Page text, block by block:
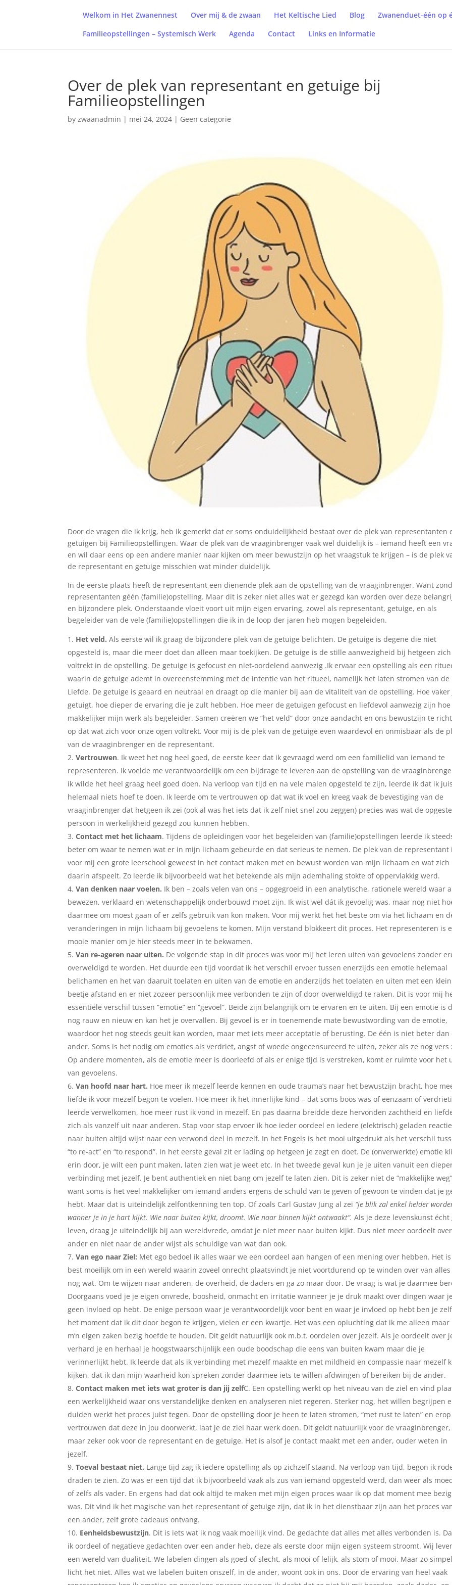
Welkom in Het Zwanennest Over mij & de zwaan Het Keltische Lied Blog Zwanenduet-één op
Familieopstellingen – Systemisch Werk
Agenda Contact Links en Informatie
Over de plek van representant en getuige bij
Familieopstellingen
byzwaanadmin | mei 24, 2024 | Geen categorie
Door de vragen die ik krijg, heb ik gemerkt dat er soms onduidelijkheid bestaat over de plek van representanten
getuigen bij Familieopstellingen. Waar de plek van de vraaginbrenger vaak wel duidelijk is – iemand heeft een
en wil daar eens op een andere manier naar kijken om meer bewustzijn op het vraagstuk te krijgen – is de plek
de representant en getuige misschien wat minder duidelijk.
In de eerste plaats heeft de representant een dienende plek aan de opstelling van de vraaginbrenger. Want
representanten géén (familie)opstelling. Maar dit is zeker niet alles wat er gezegd kan worden over deze
en bijzondere plek. Onderstaande vloeit voort uit mijn eigen ervaring, zowel als representant, getuige, en als
begeleider van de vele (familie)opstellingen die ik in de loop der jaren heb mogen begeleiden.
Het veld. Als eerste wil ik graag de bijzondere plek van de getuige belichten. De getuige is degene die niet
opgesteld is, maar die meer doet dan alleen maar toekijken. De getuige is de stille aanwezigheid bij hetgeen zich
voltrekt in de opstelling. De getuige is gefocust en niet-oordelend aanwezig .Ik ervaar een opstelling als een
waarin de getuige ademt in overeenstemming met de intentie van het ritueel, namelijk het laten stromen van de
Liefde. De getuige is geaard en neutraal en draagt op die manier bij aan de vitaliteit van de opstelling. Hoe vaker
getuigt, hoe dieper de ervaring die je zult hebben. Hoe meer de getuigen gefocust en liefdevol aanwezig zijn hoe
makkelijker mijn werk als begeleider. Samen creëren we “het veld” door onze aandacht en ons bewustzijn te
op dat wat zich voor onze ogen voltrekt. Voor mij is de plek van de getuige even waardevol en onmisbaar als de
van de vraaginbrenger en de representant.
Vertrouwen. Ik weet het nog heel goed, de eerste keer dat ik gevraagd werd om een familielid van iemand te
representeren. Ik voelde me verantwoordelijk om een bijdrage te leveren aan de opstelling van de
ik wilde het heel graag heel goed doen. Na verloop van tijd en na vele malen opgesteld te zijn, leerde ik dat ik
helemaal niets hoef te doen. Ik leerde om te vertrouwen op dat wat ik voel en kreeg vaak de bevestiging van de
vraaginbrenger dat hetgeen ik zei (ook al was het iets dat ik zelf niet snel zou zeggen) precies was wat de
persoon in werkelijkheid gezegd zou kunnen hebben.
Contact met het lichaam. Tijdens de opleidingen voor het begeleiden van (familie)opstellingen leerde ik
beter om waar te nemen wat er in mijn lichaam gebeurde en dat serieus te nemen. De plek van de representant
voor mij een grote leerschool geweest in het contact maken met en bewust worden van mijn lichaam en wat zich
daarin afspeelt. Zo leerde ik bijvoorbeeld wat het betekende als mijn ademhaling stokte of oppervlakkig werd.
Van denken naar voelen. Ik ben – zoals velen van ons – opgegroeid in een analytische, rationele wereld waar
bewezen, verklaard en wetenschappelijk onderbouwd moet zijn. Ik wist wel dát ik gevoelig was, maar nog niet
daarmee om moest gaan of er zelfs gebruik van kon maken. Voor mij werkt het het beste om via het lichaam en
veranderingen in mijn lichaam bij gevoelens te komen. Mijn verstand blokkeert dit proces. Het representeren is
mooie manier om je hier steeds meer in te bekwamen.
Van re-ageren naar uiten. De volgende stap in dit proces was voor mij het leren uiten van gevoelens zonder
overweldigd te worden. Het duurde een tijd voordat ik het verschil ervoer tussen enerzijds een emotie helemaal
belichamen en het van daaruit toelaten en uiten van de emotie en anderzijds het toelaten en uiten met een klein
beetje afstand en er niet zozeer persoonlijk mee verbonden te zijn of door overweldigd te raken. Dit is voor mij
essentiële verschil tussen “emotie” en “gevoel”. Beide zijn belangrijk om te ervaren en te uiten. Bij een emotie is
nog rauw en nieuw en kan het je overvallen. Bij gevoel is er in toenemende mate bewustwording van de emotie,
waardoor het nog steeds geuit kan worden, maar met iets meer acceptatie of berusting. De één is niet beter dan
ander. Soms is het nodig om emoties als verdriet, angst of woede ongecensureerd te uiten, zeker als ze nog vers
Op andere momenten, als de emotie meer is doorleefd of als er enige tijd is verstreken, komt er ruimte voor het
van gevoelens.
Van hoofd naar hart. Hoe meer ik mezelf leerde kennen en oude trauma’s naar het bewustzijn bracht, hoe
liefde ik voor mezelf begon te voelen. Hoe meer ik het innerlijke kind – dat soms boos was of eenzaam of
leerde verwelkomen, hoe meer rust ik vond in mezelf. En pas daarna breidde deze hervonden zachtheid en
zich als vanzelf uit naar anderen. Stap voor stap ervoer ik hoe ieder oordeel en iedere (elektrisch) geladen reactie
naar buiten altijd wijst naar een verwond deel in mezelf. In het Engels is het mooi uitgedrukt als het verschil
“to re-act” en “to respond”. In het eerste geval zit er lading op hetgeen je zegt en doet. De (onverwerkte) emotie
erin door, je wilt een punt maken, laten zien wat je weet etc. In het tweede geval kun je je uiten vanuit een
verbinding met jezelf. Je bent authentiek en niet bang om jezelf te laten zien. Dit is zeker niet de “makkelijke
want soms is het veel makkelijker om iemand anders ergens de schuld van te geven of gewoon te vinden dat je
hebt. Maar dat is uiteindelijk zelfontkenning ten top. Of zoals Carl Gustav Jung al zei “je blik zal enkel helder
wanner je in je hart kijkt. Wie naar buiten kijkt, droomt. Wie naar binnen kijkt ontwaakt”.Als je deze levenskunst écht
leven, draag je uiteindelijk bij aan wereldvrede, omdat je niet meer naar buiten kijkt. Dus niet meer oordeelt
ander en niet naar de ander wijst als schuldige van wat dan ook.
Van ego naar Ziel: Met ego bedoel ik alles waar we een oordeel aan hangen of een mening over hebben. Het is
best moeilijk om in een wereld waarin zoveel onrecht plaatsvindt je niet voortdurend op te winden over van alles
nog wat. Om te wijzen naar anderen, de overheid, de daders en ga zo maar door. De vraag is wat je daarmee
Doorgaans voed je je eigen onvrede, boosheid, onmacht en irritatie wanneer je je druk maakt over dingen waar je
geen invloed op hebt. De enige persoon waar je verantwoordelijk voor bent en waar je invloed op hebt ben je
het moment dat ik dit door begon te krijgen, vielen er een kwartje. Het was een opluchting dat ik me alleen maar
m’n eigen zaken bezig hoefde te houden. Dit geldt natuurlijk ook m.b.t. oordelen over jezelf. Als je oordeelt over
verhard je en herhaal je hoogstwaarschijnlijk een oude boodschap die eens van buiten kwam maar die je
verinnerlijkt hebt. Ik leerde dat als ik verbinding met mezelf maakte en met mildheid en compassie naar mezelf
kijken, dat ik dan mijn waarheid kon spreken zonder daarmee iets te willen afdwingen of bereiken bij de ander.
Contact maken met iets wat groter is dan jij zelfC. Een opstelling werkt op het niveau van de ziel en vind
een werkelijkheid waar ons verstandelijke denken en analyseren niet regeren. Sterker nog, het willen begrijpen
duiden werkt het proces juist tegen. Door de opstelling door je heen te laten stromen, “met rust te laten” en
vertrouwen dat deze in jou doorwerkt, laat je de ziel haar werk doen. Dit geldt natuurlijk voor de vraaginbrenger,
maar zeker ook voor de representant en de getuige. Het is alsof je contact maakt met een ander, ouder weten in
jezelf.
Toeval bestaat niet. Lange tijd zag ik iedere opstelling als op zichzelf staand. Na verloop van tijd, begon ik
draden te zien. Zo was er een tijd dat ik bijvoorbeeld vaak als zus van iemand opgesteld werd, dan weer als
of zelfs als vader. En ergens had dat ook altijd te maken met mijn eigen proces waar ik op dat moment mee bezig
was. Dit vind ik het magische van het representant of getuige zijn, dat ik in het dienstbaar zijn aan het proces
een ander, zelf grote cadeaus ontvang.
Eenheidsbewustzijn. Dit is iets wat ik nog vaak moeilijk vind. De gedachte dat alles met alles verbonden is.
ik oordeel of negatieve gedachten over een ander heb, deze als eerste door mijn eigen systeem stroomt. Wij
een wereld van dualiteit. We labelen dingen als goed of slecht, als mooi of lelijk, als stom of mooi. Maar zo simpel
licht het niet. Alles wat we labelen buiten onszelf, in de ander, woont ook in ons. Door de ervaring van heel vaak